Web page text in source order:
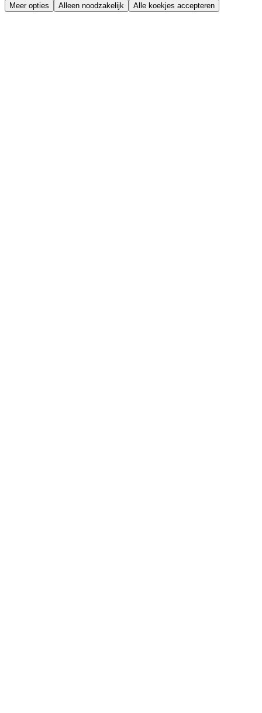
Meer opties Alleen noodzakelijk Alle koekjes accepteren